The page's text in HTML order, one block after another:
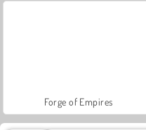
Forge of Empires